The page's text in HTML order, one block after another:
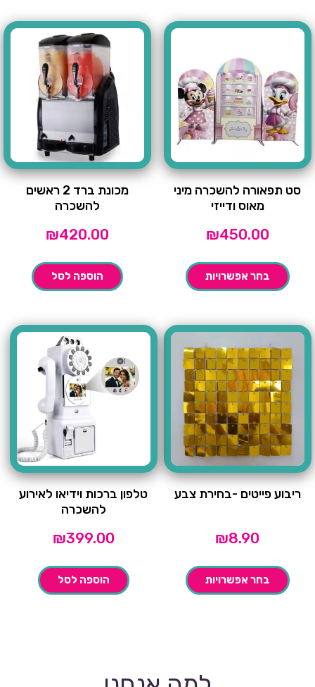
סט תפאורה להשכרה מיני
מאוס ודייזי
₪450.00
בחר אפשרויות
מכונת ברד 2 ראשים
להשכרה
₪420.00
הוספה לסל
ריבוע פייטים -בחירת צבע
₪8.90
בחר אפשרויות
טלפון ברכות וידיאו לאירוע
להשכרה
₪399.00
הוספה לסל